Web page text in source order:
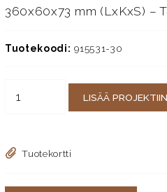
360x60x73 mm (LxKxS) –
Tuotekoodi: 915531-30
LISÄÄ PROJEKTIIN
Tuotekortti